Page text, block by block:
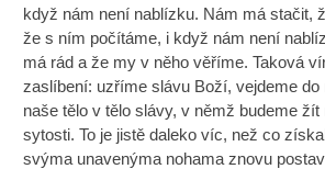
když nám není nablízku. Nám má stačit,
že s ním počítáme, i když nám není
má rád a že my v něho věříme. Taková
zaslíbení: uzříme slávu Boží, vejdeme do
naše tělo v tělo slávy, v němž budeme
sytosti. To je jistě daleko víc, než co
svýma unavenýma nohama znovu